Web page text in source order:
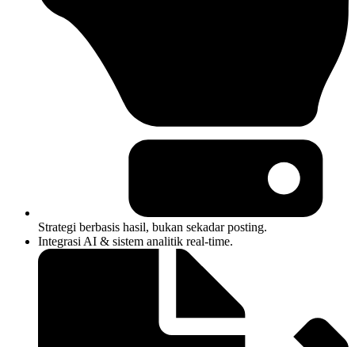
Strategi berbasis hasil, bukan sekadar posting.
Integrasi AI & sistem analitik real-time.